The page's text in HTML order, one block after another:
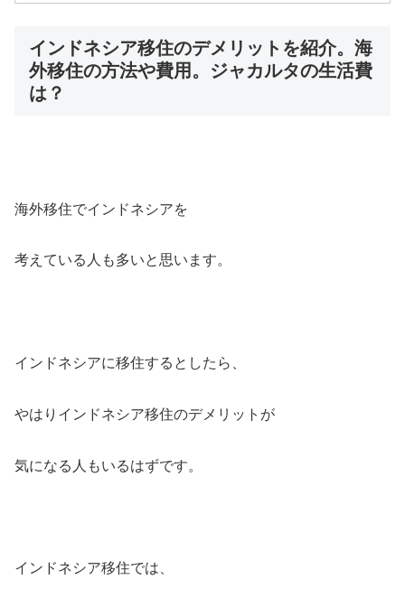
インドネシア移住のデメリットを紹介。海
外移住の方法や費用。ジャカルタの生活費
は？
海外移住でインドネシアを
考えている人も多いと思います。
インドネシアに移住するとしたら、
やはりインドネシア移住のデメリットが
気になる人もいるはずです。
インドネシア移住では、